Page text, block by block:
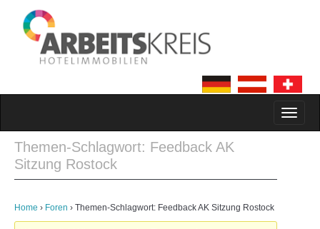
Themen-Schlagwort: Feedback AK
Sitzung Rostock
Home › Foren › Themen-Schlagwort: Feedback AK Sitzung Rostock